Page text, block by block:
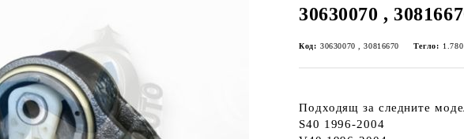
30630070 ,
Код: 30630070 , 30816670 Тегло: 1.780
Подходящ за следните
S40 1996-2004